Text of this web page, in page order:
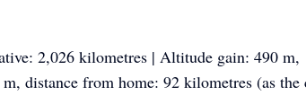
2,026 kilometres | Altitude gain: 490 m,
distance from home: 92 kilometres (as the